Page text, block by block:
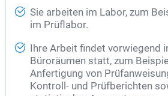
Sie arbeiten im Labor, zum
im Prüflabor.
Ihre Arbeit findet vorwiegend
Büroräumen statt, zum
Anfertigung von
Kontroll- und Prüfberichten